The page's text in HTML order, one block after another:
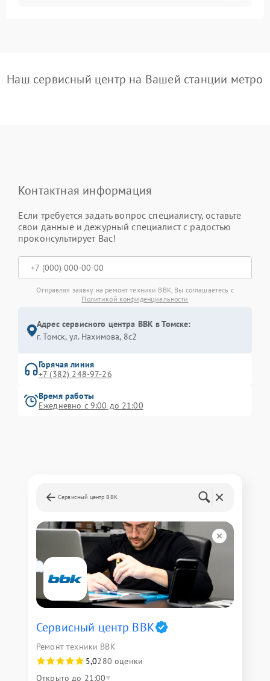
Наш сервисный центр на Вашей станции метро
Контактная информация
Если требуется задать вопрос специалисту, оставьте
свои данные и дежурный специалист с радостью
проконсультирует Вас!
Отправляя заявку на ремонт техники BBK, Вы соглашаетесь с
Политикой конфиденциальности
Адрес сервисного центра BBK в Томске:
г. Томск, ул. Нахимова, 8с2
Горячая линия
+7 (382) 248-97-26
Время работы
Ежедневно с 9:00 до 21:00
Сервисный центр BBK
Сервисный центр BBK
Ремонт техники BBK
5,0280 оценки
Открыто до 21:00